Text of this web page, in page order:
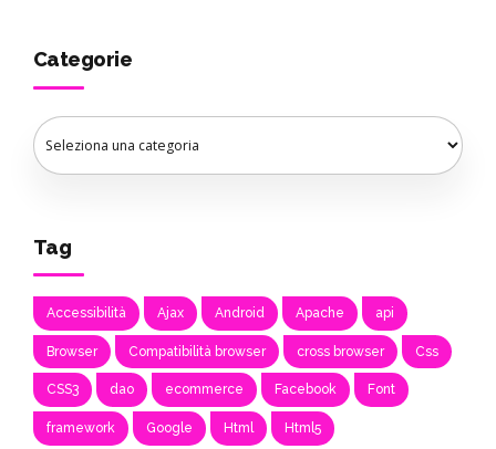
Categorie
Tag
Accessibilità Ajax Android Apache api
Browser Compatibilità browser cross browser Css
CSS3 dao ecommerce Facebook Font
framework Google Html Html5